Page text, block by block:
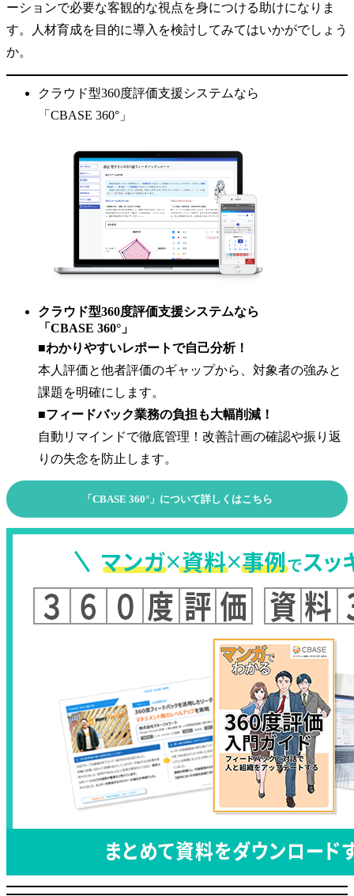
ーションで必要な客観的な視点を身につける助けになりま
す。人材育成を目的に導入を検討してみてはいかがでしょう
か。
クラウド型360度評価支援システムなら
「CBASE 360°」
クラウド型360度評価支援システムなら
「CBASE 360°」
■わかりやすいレポートで自己分析！
本人評価と他者評価のギャップから、対象者の強みと
課題を明確にします。
■フィードバック業務の負担も大幅削減！
自動リマインドで徹底管理！改善計画の確認や振り返
りの失念を防止します。
「CBASE 360°」について詳しくはこちら